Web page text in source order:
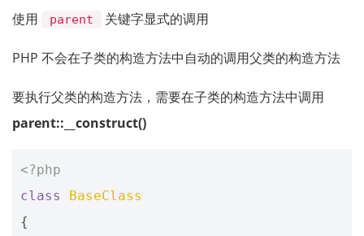
使用
parent 关键字显式的调用
PHP 不会在子类的构造方法中自动的调用父类的构造方法
要执行父类的构造方法，需要在子类的构造方法中调用
parent::__construct()
<?php
class
BaseClass
{